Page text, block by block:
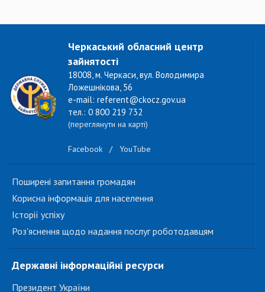
Черкаський обласний центр
зайнятості
18008, м. Черкаси, вул. Володимира
Ложешнікова, 56
e-mail: referent@ckocz.gov.ua
тел.: 0 800 219 732
(переглянути на карті)
Facebook / YouTube
Поширені запитання громадян
Корисна інформація для населення
Історії успіху
Роз'яснення щодо надання послуг роботодавцям
Державні інформаційні ресурси
Президент України